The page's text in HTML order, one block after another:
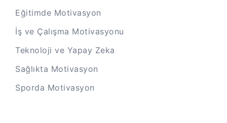
Eğitimde Motivasyon
İş ve Çalışma Motivasyonu
Teknoloji ve Yapay Zeka
Sağlıkta Motivasyon
Sporda Motivasyon